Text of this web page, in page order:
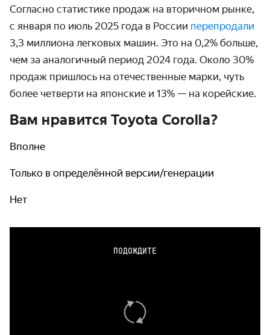
Согласно статистике продаж на вторичном рынке,
с января по июль 2025 года в России перепродали
3,3 миллиона легковых машин. Это на 0,2% больше,
чем за аналогичный период 2024 года. Около 30%
продаж пришлось на отечественные марки, чуть
более четверти на японские и 13% — на корейские.
Вам нравится Toyota Corolla?
Вполне
Только в определённой версии/генерации
Нет
ПОДОЖДИТЕ